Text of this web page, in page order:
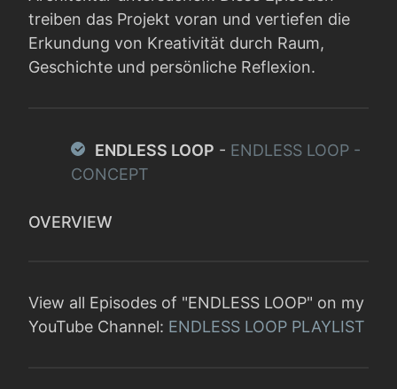
treiben das Projekt voran und vertiefen die
Erkundung von Kreativität durch Raum,
Geschichte und persönliche Reflexion.
ENDLESS LOOP - ENDLESS LOOP -
CONCEPT
OVERVIEW
View all Episodes of "ENDLESS LOOP" on my
YouTube Channel: ENDLESS LOOP PLAYLIST